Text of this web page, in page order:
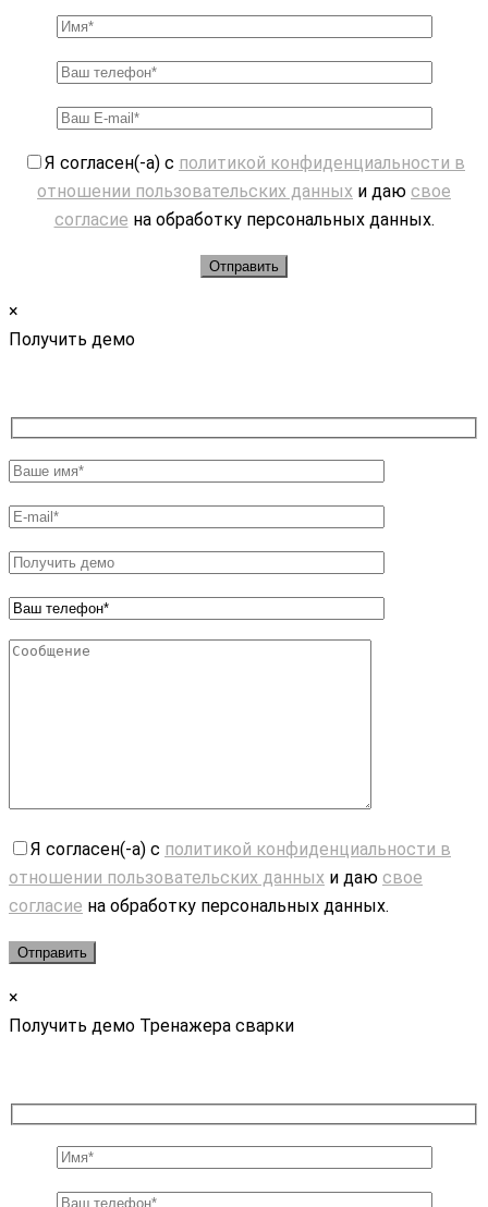
Я согласен(-а) с политикой конфиденциальности в
отношении пользовательских данных и даю свое
согласие на обработку персональных данных.
×
Получить демо
Я согласен(-а) с политикой конфиденциальности в
отношении пользовательских данных и даю свое
согласие на обработку персональных данных.
×
Получить демо Тренажера сварки